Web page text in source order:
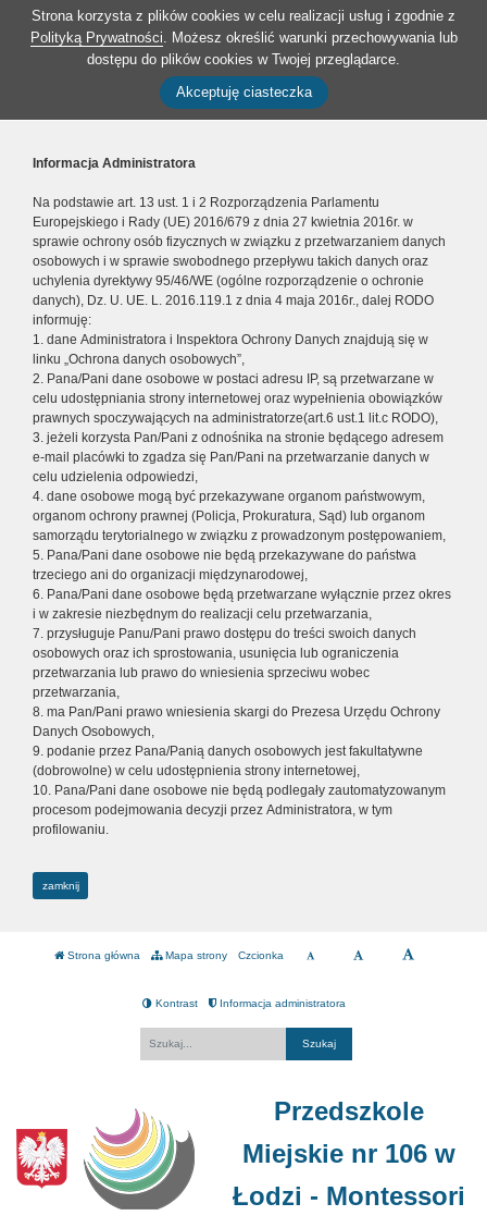
Strona korzysta z plików cookies w celu realizacji usług i zgodnie z
Polityką Prywatności. Możesz określić warunki przechowywania lub
dostępu do plików cookies w Twojej przeglądarce.
Akceptuję ciasteczka
Informacja Administratora
Na podstawie art. 13 ust. 1 i 2 Rozporządzenia Parlamentu
Europejskiego i Rady (UE) 2016/679 z dnia 27 kwietnia 2016r. w
sprawie ochrony osób fizycznych w związku z przetwarzaniem danych
osobowych i w sprawie swobodnego przepływu takich danych oraz
uchylenia dyrektywy 95/46/WE (ogólne rozporządzenie o ochronie
danych), Dz. U. UE. L. 2016.119.1 z dnia 4 maja 2016r., dalej RODO
informuję:
1. dane Administratora i Inspektora Ochrony Danych znajdują się w
linku „Ochrona danych osobowych”,
2. Pana/Pani dane osobowe w postaci adresu IP, są przetwarzane w
celu udostępniania strony internetowej oraz wypełnienia obowiązków
prawnych spoczywających na administratorze(art.6 ust.1 lit.c RODO),
3. jeżeli korzysta Pan/Pani z odnośnika na stronie będącego adresem
e-mail placówki to zgadza się Pan/Pani na przetwarzanie danych w
celu udzielenia odpowiedzi,
4. dane osobowe mogą być przekazywane organom państwowym,
organom ochrony prawnej (Policja, Prokuratura, Sąd) lub organom
samorządu terytorialnego w związku z prowadzonym postępowaniem,
5. Pana/Pani dane osobowe nie będą przekazywane do państwa
trzeciego ani do organizacji międzynarodowej,
6. Pana/Pani dane osobowe będą przetwarzane wyłącznie przez okres
i w zakresie niezbędnym do realizacji celu przetwarzania,
7. przysługuje Panu/Pani prawo dostępu do treści swoich danych
osobowych oraz ich sprostowania, usunięcia lub ograniczenia
przetwarzania lub prawo do wniesienia sprzeciwu wobec
przetwarzania,
8. ma Pan/Pani prawo wniesienia skargi do Prezesa Urzędu Ochrony
Danych Osobowych,
9. podanie przez Pana/Panią danych osobowych jest fakultatywne
(dobrowolne) w celu udostępnienia strony internetowej,
10. Pana/Pani dane osobowe nie będą podlegały zautomatyzowanym
procesom podejmowania decyzji przez Administratora, w tym
profilowaniu.
zamknij
Strona główna Mapa strony Czcionka
Kontrast Informacja administratora
Przedszkole
Miejskie nr 106 w
Łodzi - Montessori